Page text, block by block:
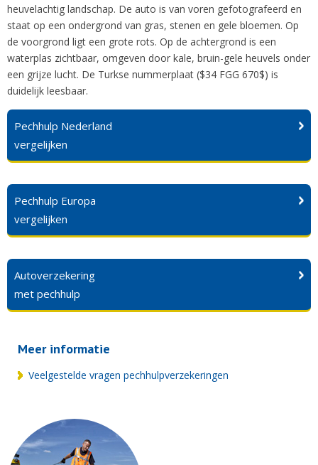
heuvelachtig landschap. De auto is van voren gefotografeerd en
staat op een ondergrond van gras, stenen en gele bloemen. Op
de voorgrond ligt een grote rots. Op de achtergrond is een
waterplas zichtbaar, omgeven door kale, bruin-gele heuvels onder
een grijze lucht. De Turkse nummerplaat ($34 FGG 670$) is
duidelijk leesbaar.
Pechhulp Nederland
vergelijken
Pechhulp Europa
vergelijken
Autoverzekering
met pechhulp
Meer informatie
Veelgestelde vragen pechhulpverzekeringen